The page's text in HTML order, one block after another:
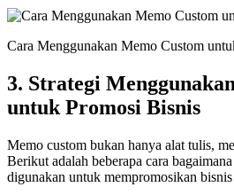
Cara Menggunakan Memo Custom
3. Strategi
untuk Promosi Bisnis
Memo custom bukan hanya alat tulis,
Berikut adalah beberapa cara
digunakan untuk mempromosikan